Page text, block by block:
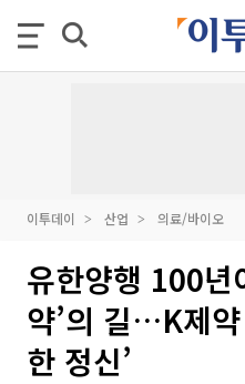
이투데이 산업 의료/바이오
유한양행 100년
약’의 길…K제
한 정신’